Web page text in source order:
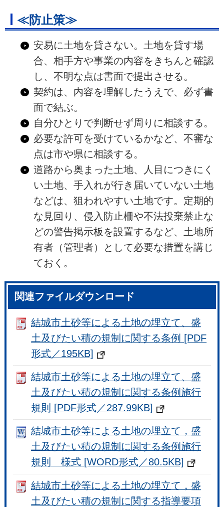
≪防止策≫
安易に土地を貸さない。土地を貸す場
合、相手方や事業の内容をきちんと確認
し、不明な点は書面で提出させる。
契約は、内容を理解したうえで、必ず書
面で結ぶ。
自分ひとりで判断せず周りに相談する。
必要な許可を受けているかなど、不審な
点は市や県に相談する。
道路から奥まった土地、人目につきにく
い土地、手入れが行き届いていない土地
などは、狙われやすい土地です。定期的
な見回り、侵入防止柵や不法投棄禁止な
どの警告掲示板を設置するなど、土地所
有者（管理者）として必要な措置を講じ
ておく。
関連ファイルダウンロード
結城市土砂等による土地の埋立て、盛
土及びたい積の規制に関する条例 [PDF
形式／195KB]
結城市土砂等による土地の埋立て、盛
土及びたい積の規制に関する条例施行
規則 [PDF形式／287.99KB]
結城市土砂等による土地の埋立て，盛
土及びたい積の規制に関する条例施行
規則 様式 [WORD形式／80.5KB]
結城市土砂等による土地の埋立て，盛
土及びたい積の規制に関する指導要項